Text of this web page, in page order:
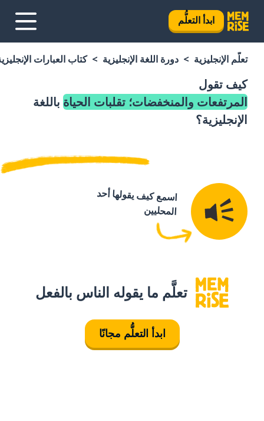
ابدأ التعلُّم
تعلَّم الإنجليزية دورة اللغة الإنجليزية كتاب العبارات
كيف تقول
المرتفعات والمنخفضات؛ تقلبات الحياة باللغة
الإنجليزية؟
اسمع كيف يقولها أحد
المحليين
تعلَّم ما يقوله الناس بالفعل
ابدأ التعلُّم مجانًا